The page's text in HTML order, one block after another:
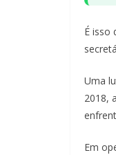
É isso
Uma
2018,
Em